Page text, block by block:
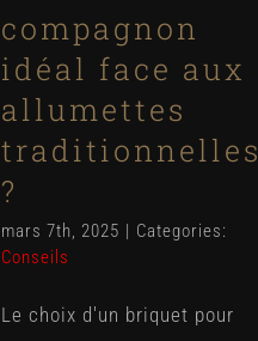
compagnon
idéal face aux
allumettes
traditionnelles
?
mars 7th, 2025 | Categories:
Conseils
Le choix d'un briquet pour